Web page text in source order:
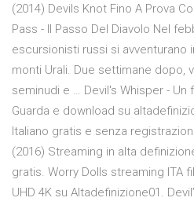
(2014) Devils Knot Fino A Prova
Pass - Il Passo Del Diavolo Nel
escursionisti russi si avventurano
monti Urali. Due settimane dopo,
seminudi e … Devil's Whisper - Un
Guarda e download su
Italiano gratis e senza
(2016) Streaming in alta
gratis. Worry Dolls streaming ITA
UHD 4K su Altadefinizione01.